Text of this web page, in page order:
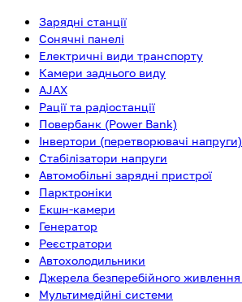
Зарядні станції
Сонячні панелі
Електричні види транспорту
Камери заднього виду
AJAX
Рації та радіостанції
Повербанк (Power Bank)
Інвертори (перетворювачі напруги)
Стабілізатори напруги
Автомобільні зарядні пристрої
Парктроніки
Екшн-камери
Генератор
Реєстратори
Автохолодильники
Джерела безперебійного
Мультимедійні системи